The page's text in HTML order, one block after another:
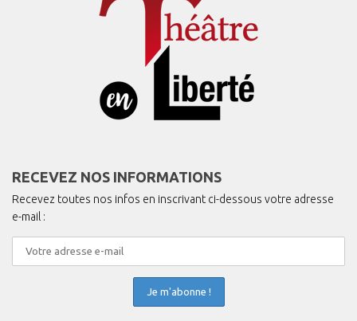
RECEVEZ NOS INFORMATIONS
Recevez toutes nos infos en inscrivant ci-dessous votre adresse
e-mail :